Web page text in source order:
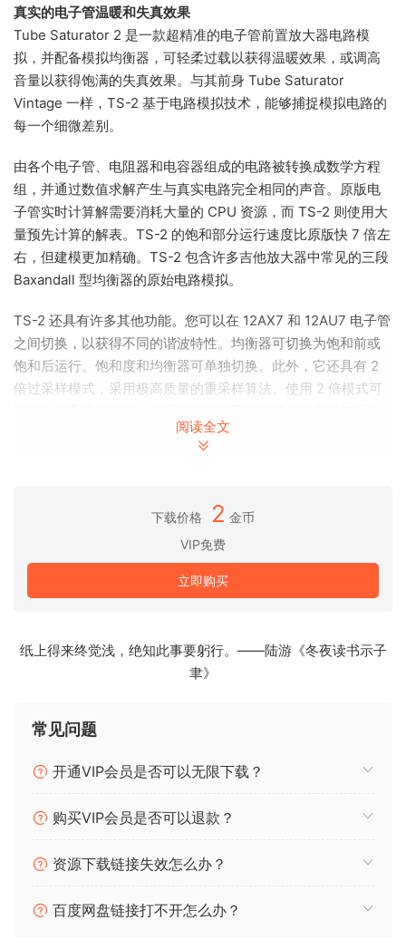
真实的电子管温暖和失真效果
Tube Saturator 2 是一款超精准的电子管前置放大器电路模
拟，并配备模拟均衡器，可轻柔过载以获得温暖效果，或调高
音量以获得饱满的失真效果。与其前身 Tube Saturator
Vintage 一样，TS-2 基于电路模拟技术，能够捕捉模拟电路的
每一个细微差别。
由各个电子管、电阻器和电容器组成的电路被转换成数学方程
组，并通过数值求解产生与真实电路完全相同的声音。原版电
子管实时计算解需要消耗大量的 CPU 资源，而 TS-2 则使用大
量预先计算的解表。TS-2 的饱和部分运行速度比原版快 7 倍左
右，但建模更加精确。TS-2 包含许多吉他放大器中常见的三段
Baxandall 型均衡器的原始电路模拟。
TS-2 还具有许多其他功能。您可以在 12AX7 和 12AU7 电子管
之间切换，以获得不同的谐波特性。均衡器可切换为饱和前或
饱和后运行。饱和度和均衡器可单独切换。此外，它还具有 2
倍过采样模式，采用极高质量的重采样算法。使用 2 倍模式可
声音混合。最后，TS-2 拥有精美的界面。
只需安装。AppID 与上一版本相同。TCD
添加了 VST3 预设，方便使用。
如果选择，它们会安装到 x64 的
尽情享受吧！
*x86 表示
现已弃用
无 MAC 地址文件补丁，因此整个版本
重新打包目的：嗯？为了让它正常工作？
阅读全文
下载价格 2 金币
VIP免费
立即购买
纸上得来终觉浅，绝知此事要躬行。——陆游《冬夜读书示子
聿》
常见问题
开通VIP会员是否可以无限下载？
购买VIP会员是否可以退款？
资源下载链接失效怎么办？
百度网盘链接打不开怎么办？